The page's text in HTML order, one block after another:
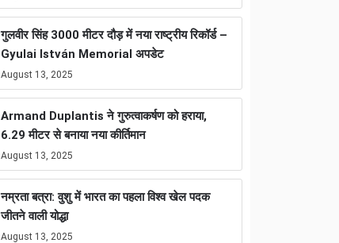
गुलवीर सिंह 3000 मीटर दौड़ में नया राष्ट्रीय रिकॉर्ड –
Gyulai István Memorial अपडेट
August 13, 2025
Armand Duplantis ने गुरुत्वाकर्षण को हराया,
6.29 मीटर से बनाया नया कीर्तिमान
August 13, 2025
नम्रता बत्रा: वुशु में भारत का पहला विश्व खेल पदक
जीतने वाली योद्धा
August 13, 2025